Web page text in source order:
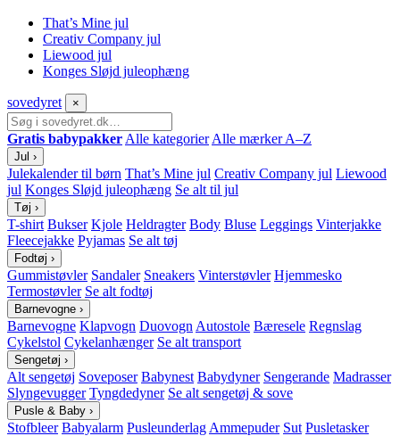
That’s Mine jul
Creativ Company jul
Liewood jul
Konges Sløjd juleophæng
sovedyret ×
Gratis babypakker Alle kategorier Alle mærker A–Z
Jul ›
Julekalender til børn That’s Mine jul Creativ Company jul Liewood
jul Konges Sløjd juleophæng Se alt til jul
Tøj ›
T-shirt Bukser Kjole Heldragter Body Bluse Leggings Vinterjakke
Fleecejakke Pyjamas Se alt tøj
Fodtøj ›
Gummistøvler Sandaler Sneakers Vinterstøvler Hjemmesko
Termostøvler Se alt fodtøj
Barnevogne ›
Barnevogne Klapvogn Duovogn Autostole Bæresele Regnslag
Cykelstol Cykelanhænger Se alt transport
Sengetøj ›
Alt sengetøj Soveposer Babynest Babydyner Sengerande Madrasser
Slyngevugger Tyngdedyner Se alt sengetøj & sove
Pusle & Baby ›
Stofbleer Babyalarm Pusleunderlag Ammepuder Sut Pusletasker